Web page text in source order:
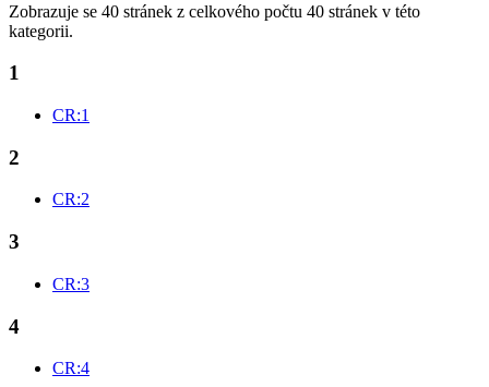
Zobrazuje se 40 stránek z celkového počtu 40 stránek v této
kategorii.
1
CR:1
2
CR:2
3
CR:3
4
CR:4